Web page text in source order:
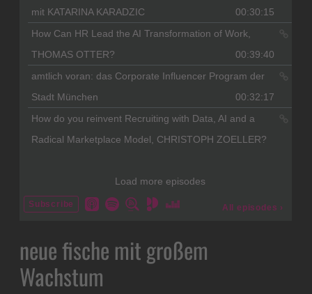
neue fische mit großem
Wachstum